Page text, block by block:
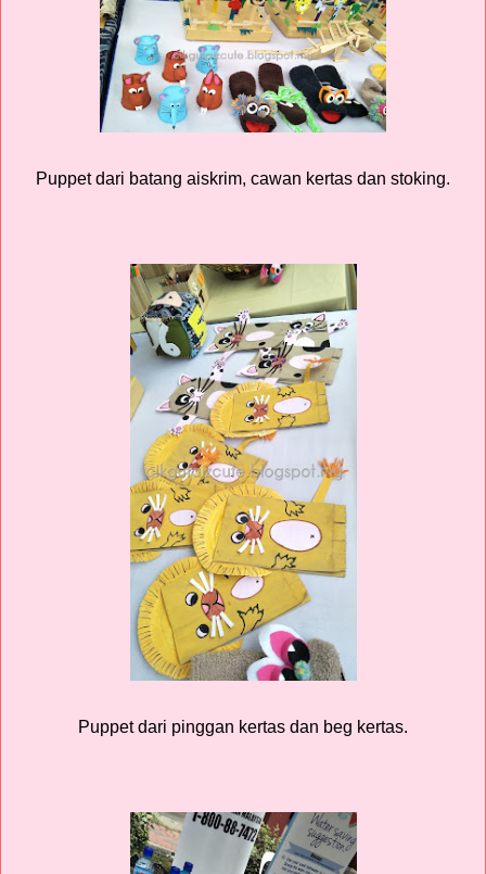
Puppet dari batang aiskrim, cawan kertas dan stoking.
Puppet dari pinggan kertas dan beg kertas.